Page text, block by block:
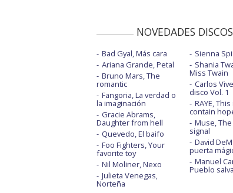
NOVEDADES DISCOS
Bad Gyal, Más cara
Ariana Grande, Petal
Bruno Mars, The
romantic
Fangoria, La verdad o
la imaginación
Gracie Abrams,
Daughter from hell
Quevedo, El baifo
Foo Fighters, Your
favorite toy
Nil Moliner, Nexo
Julieta Venegas,
Norteña
Sienna
Shania
Miss Twain
Carlos
disco Vol. 1
RAYE,
contain
Muse,
signal
David
puerta
Manuel
Pueblo